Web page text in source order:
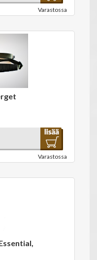
Varastossa
Varastossa